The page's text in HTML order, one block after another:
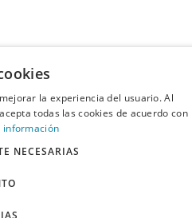
la experiencia del usuario. Al
todas las cookies de acuerdo con
información
NECESARIAS